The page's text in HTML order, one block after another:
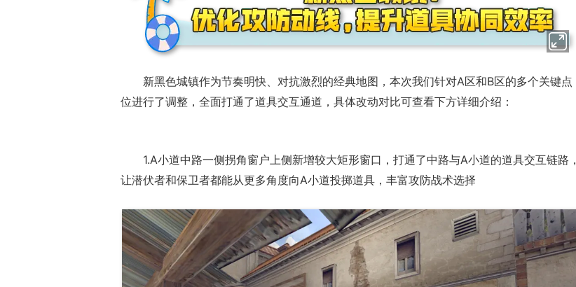
新黑色城镇作为节奏明快、对抗激烈的经典地图，本次我们针对A区和B区的多个关键点
位进行了调整，全面打通了道具交互通道，具体改动对比可查看下方详细介绍：
1.A小道中路一侧拐角窗户上侧新增较大矩形窗口，打通了中路与A小道的道具交互链路，
让潜伏者和保卫者都能从更多角度向A小道投掷道具，丰富攻防战术选择